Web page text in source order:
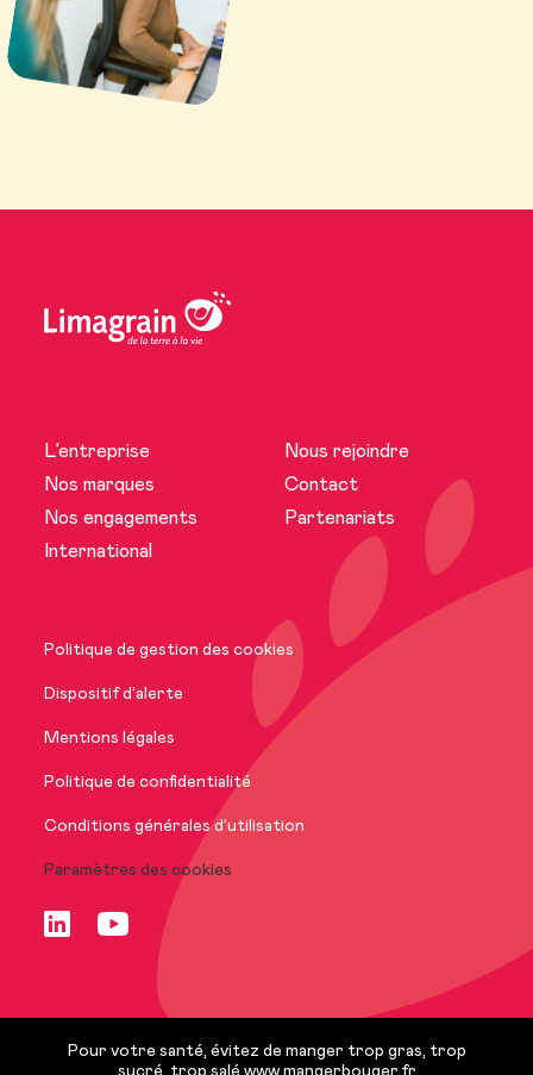
L’entreprise
Actualités
Nos marques
Nos engagements
International
L’entreprise
Nos marques
Nos engagements
International
Nous rejoindre
Contact
Partenariats
Politique de gestion des cookies
Dispositif d’alerte
Mentions légales
Politique de confidentialité
Conditions générales d’utilisation
Paramètres des cookies
Pour votre santé, évitez de manger trop gras, trop
sucré, trop salé www.mangerbouger.fr